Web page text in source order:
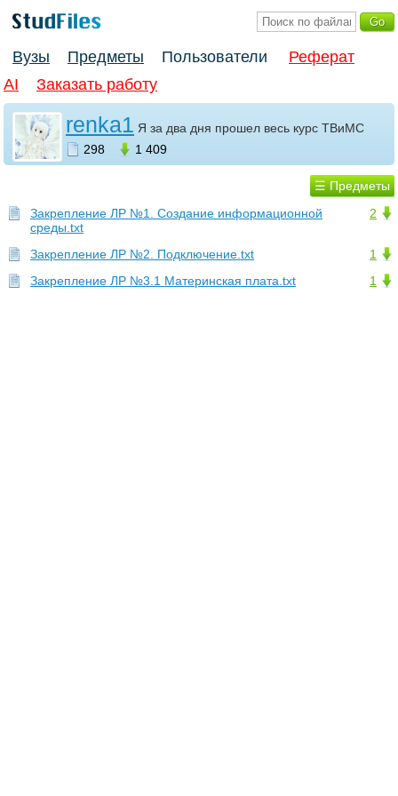
Вузы Предметы Пользователи
Реферат
AI
Заказать работу
renka1 Я за два дня прошел весь курс ТВиМС
298
1 409
☰ Предметы
2
Закрепление ЛР №1. Создание информационной
среды.txt
1
Закрепление ЛР №2. Подключение.txt
1
Закрепление ЛР №3.1 Материнская плата.txt